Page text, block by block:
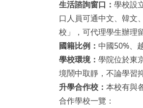
生活諮詢窗口： 學校設
口人員可通中文、韓文
校」，可代理學生辦理
國籍比例： 中國50%、
學校環境： 學院位於東
境鬧中取靜，不論學習
升學合作校： 本校有與
合作學校一覽：